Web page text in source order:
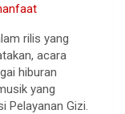
rilis yang
acara
hiburan
yang
Pelayanan Gizi.